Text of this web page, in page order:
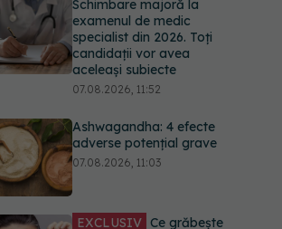
Schimbare majoră la
examenul de medic
specialist din 2026. Toți
candidații vor avea
aceleași subiecte
07.08.2026, 11:52
Ashwagandha: 4 efecte
adverse potențial grave
07.08.2026, 11:03
EXCLUSIV Ce grăbește